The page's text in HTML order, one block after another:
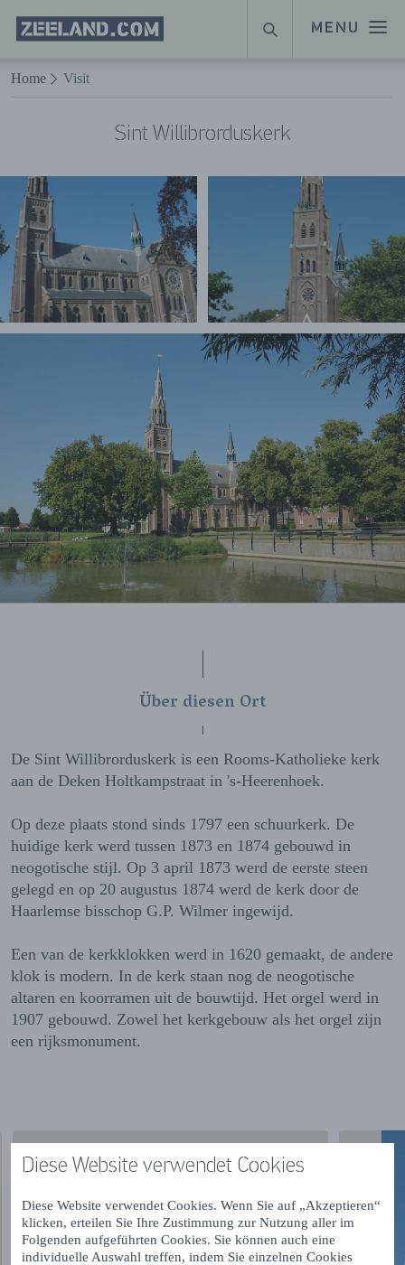
Diese Website verwendet Cookies
Diese Website verwendet Cookies. Wenn Sie auf „Akzeptieren“
klicken, erteilen Sie Ihre Zustimmung zur Nutzung aller im
Folgenden aufgeführten Cookies. Sie können auch eine
individuelle Auswahl treffen, indem Sie einzelnen Cookies
Naar hoofdinhoud
MENU
Homepage
Zeeland.com
SUCHE
Home Visit
Sint Willibrorduskerk
Über diesen Ort
De Sint Willibrorduskerk is een Rooms-Katholieke kerk
aan de Deken Holtkampstraat in 's-Heerenhoek.
Op deze plaats stond sinds 1797 een schuurkerk. De
huidige kerk werd tussen 1873 en 1874 gebouwd in
neogotische stijl. Op 3 april 1873 werd de eerste steen
gelegd en op 20 augustus 1874 werd de kerk door de
Haarlemse bisschop G.P. Wilmer ingewijd.
Een van de kerkklokken werd in 1620 gemaakt, de andere
klok is modern. In de kerk staan nog de neogotische
altaren en koorramen uit de bouwtijd. Het orgel werd in
1907 gebouwd. Zowel het kerkgebouw als het orgel zijn
een rijksmonument.